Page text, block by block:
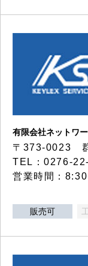
有限会社ネットワ
〒373-0023
TEL：0276-
営業時間：
販売可